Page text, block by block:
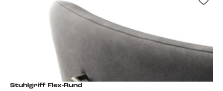
Stuhlgriff Flex-Rund